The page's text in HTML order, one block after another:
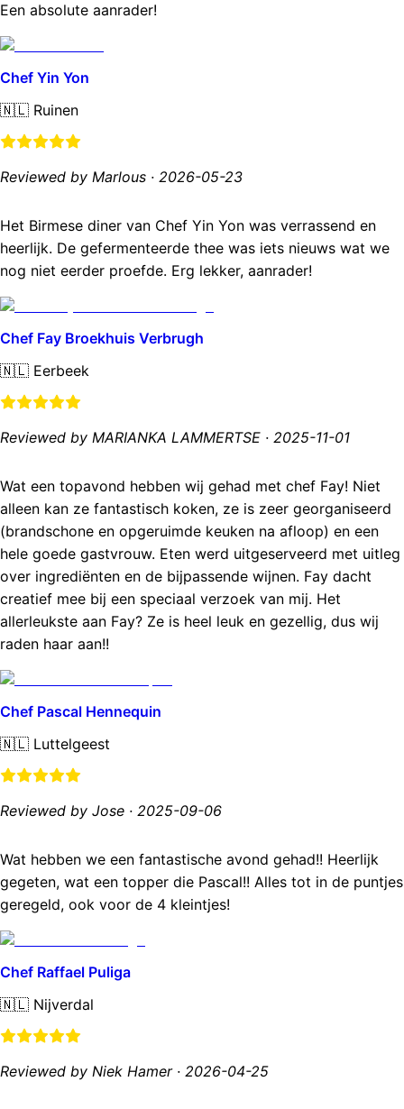
Een absolute aanrader!
Chef Yin Yon
🇳🇱 Ruinen
Reviewed by Marlous · 2026-05-23
Het Birmese diner van Chef Yin Yon was verrassend en
heerlijk. De gefermenteerde thee was iets nieuws wat we
nog niet eerder proefde. Erg lekker, aanrader!
Chef Fay Broekhuis Verbrugh
🇳🇱 Eerbeek
Reviewed by MARIANKA LAMMERTSE · 2025-11-01
Wat een topavond hebben wij gehad met chef Fay! Niet
alleen kan ze fantastisch koken, ze is zeer georganiseerd
(brandschone en opgeruimde keuken na afloop) en een
hele goede gastvrouw. Eten werd uitgeserveerd met uitleg
over ingrediënten en de bijpassende wijnen. Fay dacht
creatief mee bij een speciaal verzoek van mij. Het
allerleukste aan Fay? Ze is heel leuk en gezellig, dus wij
raden haar aan!!
Chef Pascal Hennequin
🇳🇱 Luttelgeest
Reviewed by Jose · 2025-09-06
Wat hebben we een fantastische avond gehad!! Heerlijk
gegeten, wat een topper die Pascal!! Alles tot in de puntjes
geregeld, ook voor de 4 kleintjes!
Chef Raffael Puliga
🇳🇱 Nijverdal
Reviewed by Niek Hamer· 2026-04-25